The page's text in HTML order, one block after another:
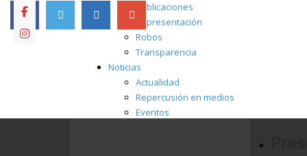
Publicaciones
Representación
Robos
Transparencia
Noticias
Actualidad
Repercusión en medios
Eventos